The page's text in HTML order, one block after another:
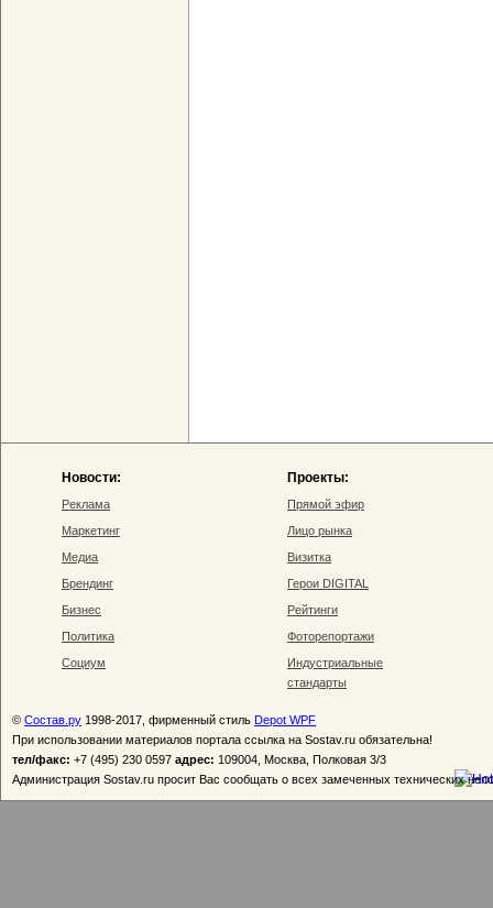
Новости:
Реклама
Маркетинг
Медиа
Брендинг
Бизнес
Политика
Социум
Проекты:
Прямой эфир
Лицо рынка
Визитка
Герои DIGITAL
Рейтинги
Фоторепортажи
Индустриальные
стандарты
© Состав.ру 1998-2017, фирменный стиль Depot WPF
При использовании материалов портала ссылка на Sostav.ru обязательна!
тел/факс: +7 (495) 230 0597 адрес: 109004, Москва, Полковая 3/3
Администрация Sostav.ru просит Вас сообщать о всех замеченных технических